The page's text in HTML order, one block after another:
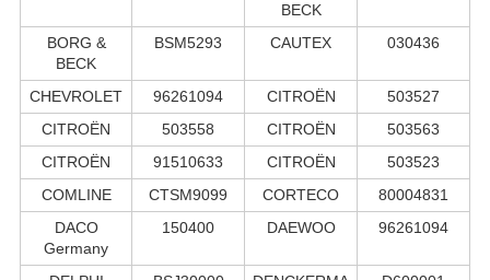
BECK
BORG &
BECK
BSM5293 CAUTEX 030436
CHEVROLET 96261094 CITROËN
503527
CITROËN
503558 CITROËN
503563
CITROËN
91510633 CITROËN
503523
COMLINE
CTSM9099 CORTECO
80004831
DACO
Germany
150400 DAEWOO 96261094